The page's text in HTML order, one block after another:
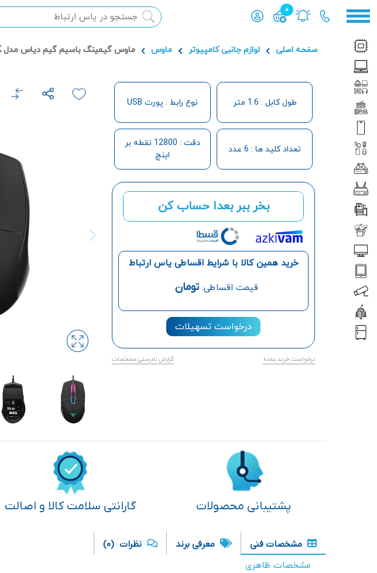
0
محصول افزوده شده به سبد
صفحه اصلی لوازم جانبی کامپیوتر ماوس ماوس گیمینگ باسیم گیم دیاس مدل ZEUS M5 BK
طول کابل : 1.6 متر نوع رابط : پورت USB
تعداد کلید ها : 6 عدد
دقت : 12800 نقطه بر
اینچ
بخر ببر بعدا حساب کن
خرید همین کالا با شرایط اقساطی یاس ارتباط
قیمت اقساطی:تومان
درخواست تسهیلات
درخواست خرید عمده گزارش نادرستی مشخصات
پشتیبانی محصولات گارانتی سلامت کالا و اصالت
مشخصات فنی معرفی برند نظرات (0)
مشخصات ظاهری